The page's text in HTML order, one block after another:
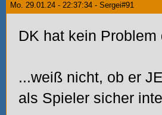
Mo. 29.01.24 - 22:37:34 - Sergei#91
DK hat kein
...weiß nicht, ob er
als Spieler sicher